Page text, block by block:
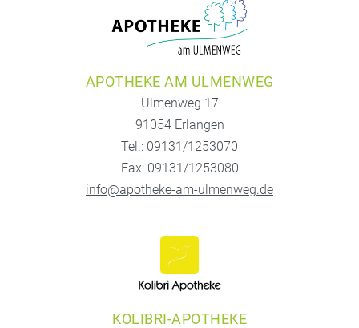
APOTHEKE AM ULMENWEG
Ulmenweg 17
91054 Erlangen
Tel.: 09131/1253070
Fax: 09131/1253080
info@apotheke-am-ulmenweg.de
KOLIBRI-APOTHEKE